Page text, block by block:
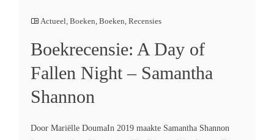
Actueel, Boeken, Boeken, Recensies
Boekrecensie: A Day of
Fallen Night – Samantha
Shannon
Door Mariëlle DoumaIn 2019 maakte Samantha Shannon